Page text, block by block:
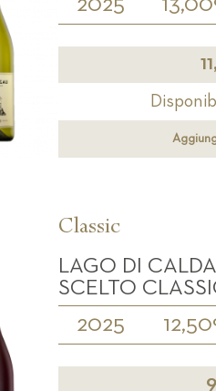
Classic
LAGO DI
SCELTO
2025